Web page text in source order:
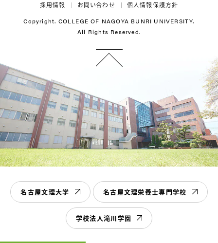
個人情報保護方針
お問い合わせ
採用情報
Copyright. COLLEGE OF NAGOYA BUNRI UNIVERSITY.
All Rights Reserved.
名古屋文理大学 名古屋文理栄養士専門学校
学校法人滝川学園